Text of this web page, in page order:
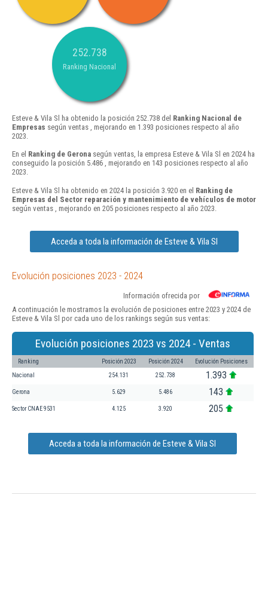
252.738
Ranking Nacional
Esteve & Vila Sl ha obtenido la posición 252.738 del Ranking Nacional de
Empresas según ventas , mejorando en 1.393 posiciones respecto al año
2023.
En el Ranking de Gerona según ventas, la empresa Esteve & Vila Sl en 2024 ha
conseguido la posición 5.486 , mejorando en 143 posiciones respecto al año
2023.
Esteve & Vila Sl ha obtenido en 2024 la posición 3.920 en el Ranking de
Empresas del Sector reparación y mantenimiento de vehículos de motor
según ventas , mejorando en 205 posiciones respecto al año 2023.
Acceda a toda la información de Esteve & Vila Sl
Evolución posiciones 2023 - 2024
Información ofrecida por
A continuación le mostramos la evolución de posiciones entre 2023 y 2024 de
Esteve & Vila Sl por cada uno de los rankings según sus ventas:
Evolución posiciones 2023 vs 2024 - Ventas
Ranking Posición 2023 Posición 2024 Evolución Posiciones
Nacional 254.131 252.738 1.393
Gerona 5.629 5.486 143
Sector CNAE 9531 4.125 3.920 205
Acceda a toda la información de Esteve & Vila Sl